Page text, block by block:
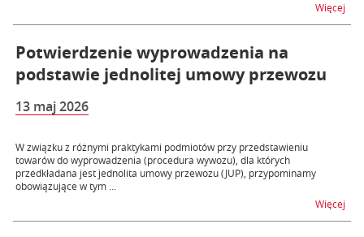
Więcej
Potwierdzenie wyprowadzenia na
podstawie jednolitej umowy przewozu
13 maj 2026
W związku z różnymi praktykami podmiotów przy przedstawieniu
towarów do wyprowadzenia (procedura wywozu), dla których
przedkładana jest jednolita umowy przewozu (JUP), przypominamy
obowiązujące w tym ...
Więcej